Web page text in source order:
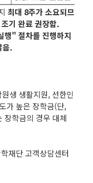
최대 8주가 소요되므
기 완료 권장함.
행" 절차를 진행하지
음.
생 생활지원, 선한인
가 높은 장학금(단,
장학금의 경우 대체
재단 고객상담센터